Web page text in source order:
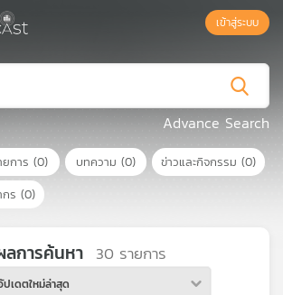
เข้าสู่ระบบ
Advance Search
ยการ (0) บทความ (0) ข่าวและกิจกรรม (0)
ร (0)
ลการค้นหา 30 รายการ
ปเดตใหม่ล่าสุด